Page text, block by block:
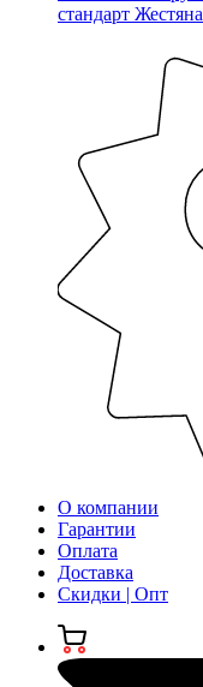
стандарт
О компании
Гарантии
Оплата
Доставка
Скидки | Опт